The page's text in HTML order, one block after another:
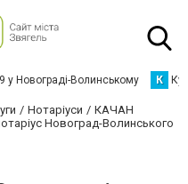
у Новограді-Волинському К
Нотаріуси
КАЧАН
Новоград-Волинського